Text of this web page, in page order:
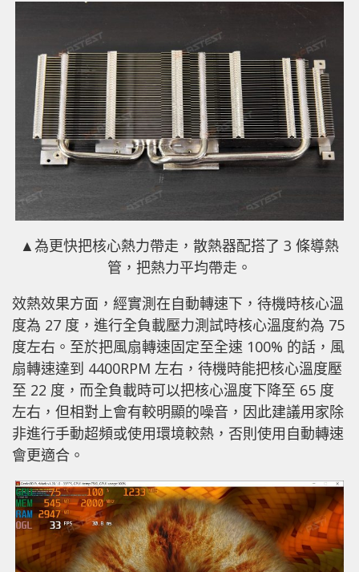
▲為更快把核心熱力帶走，散熱器配搭了 3 條導熱
管，把熱力平均帶走。
效熱效果方面，經實測在自動轉速下，待機時核心溫
度為 27 度，進行全負載壓力測試時核心溫度約為 75
度左右。至於把風扇轉速固定至全速 100% 的話，風
扇轉速達到 4400RPM 左右，待機時能把核心溫度壓
至 22 度，而全負載時可以把核心溫度下降至 65 度
左右，但相對上會有較明顯的噪音，因此建議用家除
非進行手動超頻或使用環境較熱，否則使用自動轉速
會更適合。